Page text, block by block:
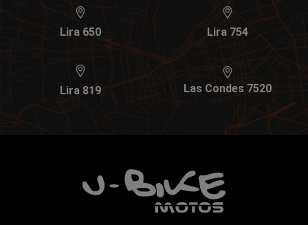
Lira 650 Lira 754
Lira 819 Las Condes 7520